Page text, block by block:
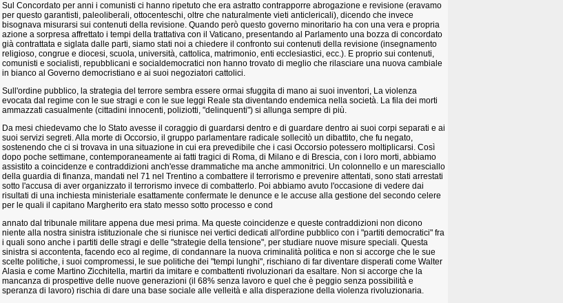
Sul Concordato per anni i comunisti ci hanno ripetuto che era astratto contrapporre abrogazione e revisione (eravamo
per questo garantisti, paleoliberali, ottocenteschi, oltre che naturalmente vieti anticlericali), dicendo che invece
bisognava misurarsi sui contenuti della revisione. Quando però questo governo minoritario ha con una vera e propria
azione a sorpresa affrettato i tempi della trattativa con il Vaticano, presentando al Parlamento una bozza di concordato
già contrattata e siglata dalle parti, siamo stati noi a chiedere il confronto sui contenuti della revisione (insegnamento
religioso, congrue e diocesi, scuola, università, cattolica, matrimonio, enti ecclesiastici, ecc.). E proprio sui contenuti,
comunisti e socialisti, repubblicani e socialdemocratici non hanno trovato di meglio che rilasciare una nuova cambiale
in bianco al Governo democristiano e ai suoi negoziatori cattolici.
Sull'ordine pubblico, la strategia del terrore sembra essere ormai sfuggita di mano ai suoi inventori, La violenza
evocata dal regime con le sue stragi e con le sue leggi Reale sta diventando endemica nella società. La fila dei morti
ammazzati casualmente (cittadini innocenti, poliziotti, "delinquenti") si allunga sempre di più.
Da mesi chiedevamo che lo Stato avesse il coraggio di guardarsi dentro e di guardare dentro ai suoi corpi separati e ai
suoi servizi segreti. Alla morte di Occorsio, il gruppo parlamentare radicale sollecitò un dibattito, che fu negato,
sostenendo che ci si trovava in una situazione in cui era prevedibile che i casi Occorsio potessero moltiplicarsi. Così
dopo poche settimane, contemporaneamente ai fatti tragici di Roma, di Milano e di Brescia, con i loro morti, abbiamo
assistito a coincidenze e contraddizioni anch'esse drammatiche ma anche ammonitrici. Un colonnello e un maresciallo
della guardia di finanza, mandati nel 71 nel Trentino a combattere il terrorismo e prevenire attentati, sono stati arrestati
sotto l'accusa di aver organizzato il terrorismo invece di combatterlo. Poi abbiamo avuto l'occasione di vedere dai
risultati di una inchiesta ministeriale esattamente confermate le denunce e le accuse alla gestione del secondo celere
per le quali il capitano Margherito era stato messo sotto processo e cond
annato dal tribunale militare appena due mesi prima. Ma queste coincidenze e queste contraddizioni non dicono
niente alla nostra sinistra istituzionale che si riunisce nei vertici dedicati all'ordine pubblico con i "partiti democratici" fra
i quali sono anche i partiti delle stragi e delle "strategie della tensione", per studiare nuove misure speciali. Questa
sinistra si accontenta, facendo eco al regime, di condannare la nuova criminalità politica e non si accorge che le sue
scelte politiche, i suoi compromessi, le sue politiche dei "tempi lunghi", rischiano di far diventare disperati come Walter
Alasia e come Martino Zicchitella, martiri da imitare e combattenti rivoluzionari da esaltare. Non si accorge che la
mancanza di prospettive delle nuove generazioni (il 68% senza lavoro e quel che è peggio senza possibilità e
speranza di lavoro) rischia di dare una base sociale alle velleità e alla disperazione della violenza rivoluzionaria.